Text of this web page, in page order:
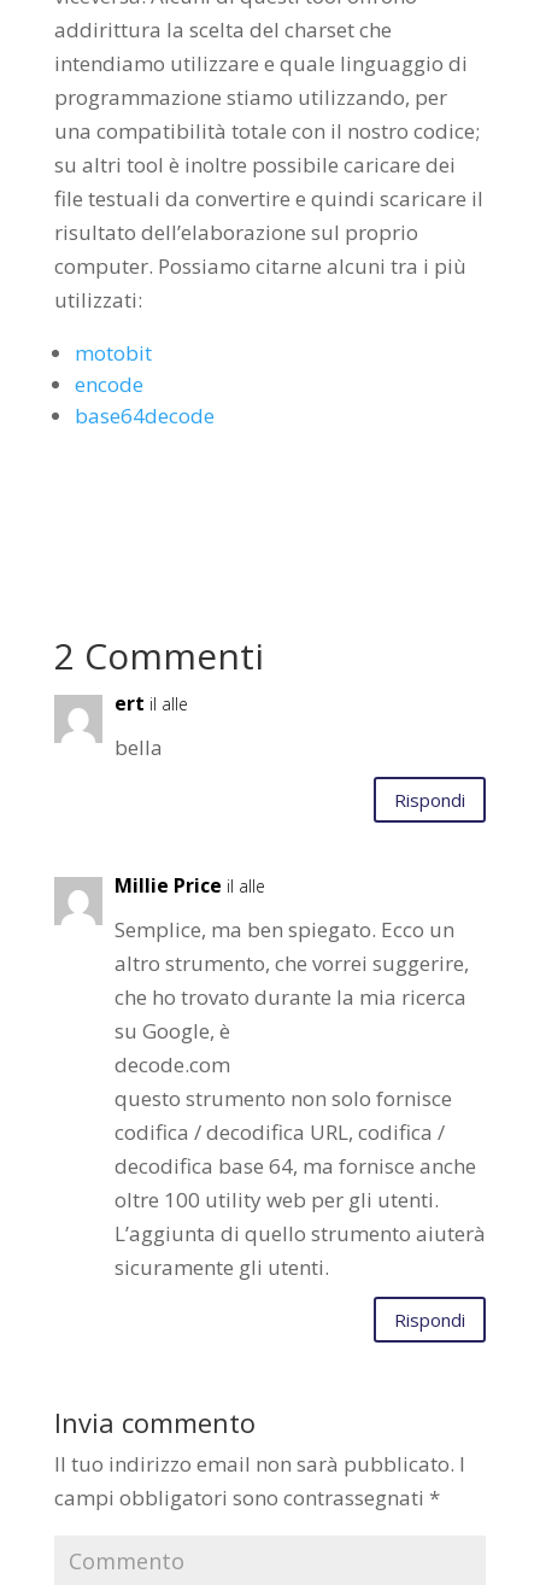
addirittura la scelta del charset che
intendiamo utilizzare e quale linguaggio di
programmazione stiamo utilizzando, per
una compatibilità totale con il nostro codice;
su altri tool è inoltre possibile caricare dei
file testuali da convertire e quindi scaricare il
risultato dell’elaborazione sul proprio
computer. Possiamo citarne alcuni tra i più
utilizzati:
motobit
encode
base64decode
2 Commenti
ert il alle
bella
Rispondi
Millie Price il alle
Semplice, ma ben spiegato. Ecco un
altro strumento, che vorrei suggerire,
che ho trovato durante la mia ricerca
su Google, è
decode.com
questo strumento non solo fornisce
codifica / decodifica URL, codifica /
decodifica base 64, ma fornisce anche
oltre 100 utility web per gli utenti.
L’aggiunta di quello strumento aiuterà
sicuramente gli utenti.
Rispondi
Invia commento
Il tuo indirizzo email non sarà pubblicato. I
campi obbligatori sono contrassegnati *